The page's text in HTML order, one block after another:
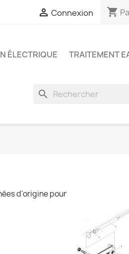
 Connexion shopping_cart
ÉLECTRIQUE
TRAITEMENT
search
d'origine pour